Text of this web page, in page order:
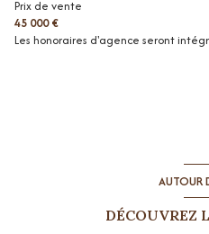
Prix de vente
45 000 €
Les honoraires d'agence seront
AUTOUR
DÉCOUVREZ